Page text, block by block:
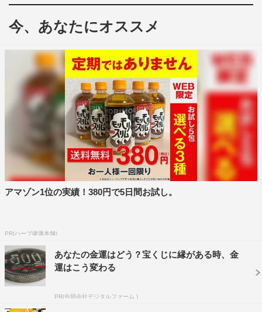
KEIKO（renewal） スタイリング／田中陽子
今、あなたにオススメ
アマゾン1位の実績！380円で5日間お試し。
PR(ハーブ健康本舗)
あなたの金運はどう？宝くじに縁がある時、金
運はこう変わる
PR(合同会社デジタルファーム )